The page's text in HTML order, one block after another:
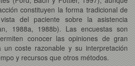
constituyen la forma tradicional de
del paciente sobre la asistencia
1988a, 1988b). Las encuestas son
conocer las opiniones de gran
coste razonable y su interpretación
y recursos que otros métodos.